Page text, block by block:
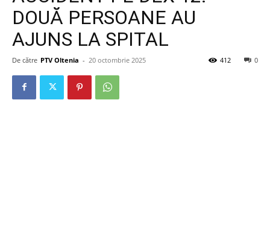
DOUĂ PERSOANE AU
AJUNS LA SPITAL
De către PTV Oltenia - 20 octombrie 2025 0
412